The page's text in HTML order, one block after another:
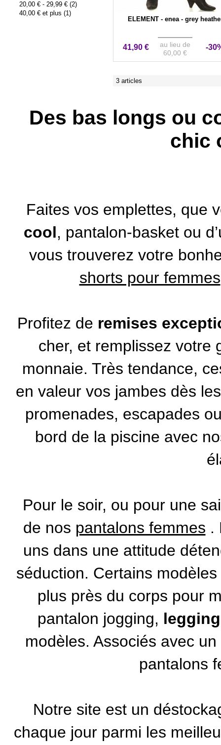
20,00 € -29,99 € (2)
40,00 € et plus (1)
ELEMENT - enea - grey
41,90 €
au lieu de
60,00 €
-
3 articles
Des bas longs ou
chic
Faites vos emplettes, que
cool, pantalon-basket ou
vous trouverez votre
shorts pour femmes
Profitez de remises
cher, et remplissez votre
monnaie. Très tendance,
en valeur vos jambes dès
promenades, escapades
bord de la piscine avec
Pour le soir, ou pour une
de nos pantalons femmes .
uns dans une attitude
séduction. Certains
plus près du corps pour
pantalon jogging, legging
modèles. Associés avec
pantalons
Notre site est un
chaque jour parmi les